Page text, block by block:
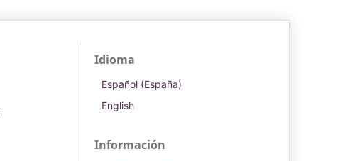
Idioma
Español (España)
English
Información